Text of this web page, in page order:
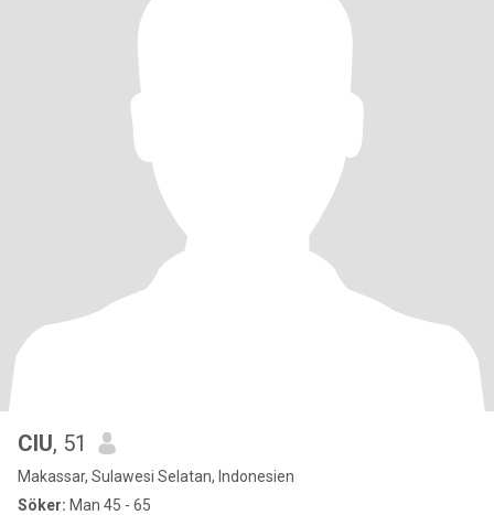
CIU, 51
Makassar, Sulawesi Selatan, Indonesien
Söker: Man 45 - 65